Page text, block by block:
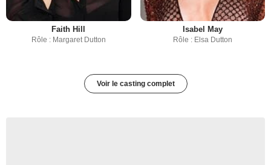
Faith Hill
Rôle : Margaret Dutton
Isabel May
Rôle : Elsa Dutton
Voir le casting complet